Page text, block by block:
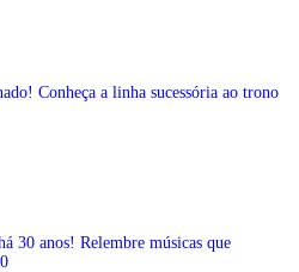
Conheça a linha sucessória ao trono
30 anos! Relembre músicas que